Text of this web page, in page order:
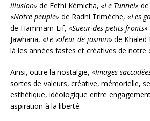
illusion» de Fethi Kémicha, «Le Tunnel»
«Notre peuple» de Radhi Trimèche, «Les
de Hammam-Lif, «Sueur des petits fronts»
Jawharia, «Le voleur de jasmin» de Khaled
là les années fastes et créatives de notre
Ainsi, outre la nostalgie, «Images
sortes de valeurs, créative, mémorielle,
esthétique, idéologique entre
aspiration à la liberté.